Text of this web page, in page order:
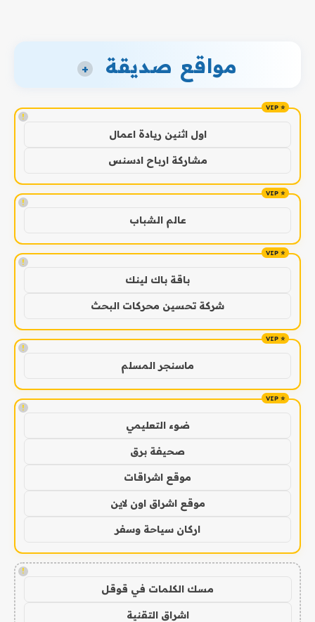
مواقع صديقة +
!
اول اثنين ريادة اعمال
مشاركة ارباح ادسنس
!
عالم الشباب
!
باقة باك لينك
شركة تحسين محركات البحث
!
ماسنجر المسلم
!
ضوء التعليمي
صحيفة برق
موقع اشراقات
موقع اشراق اون لاين
اركان سياحة وسفر
!
مسك الكلمات في قوقل
اشراق التقنية